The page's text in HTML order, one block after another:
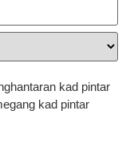
kad pintar
kad pintar